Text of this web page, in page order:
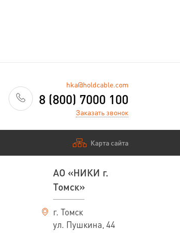
hka@holdcable.com
8 (800) 7000 100
Заказать звонок
Карта сайта
АО «НИКИ г.
Томск»
г. Томск
ул. Пушкина, 44